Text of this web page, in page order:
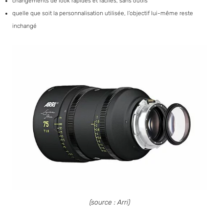
quelle que soit la personnalisation utilisée, l’objectif lui-même reste
inchangé
(source : Arri)